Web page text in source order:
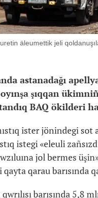
äleumettik jeli
astanadağı
şıqqan
BAQ ökilderi
ister jönindegi
istegi «eleuli
jol bermes
qarau barısında
barısında 5,8